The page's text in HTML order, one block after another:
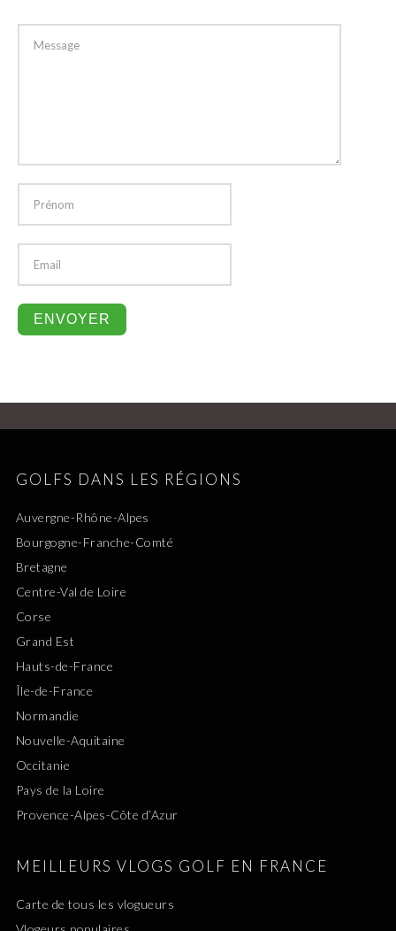
GOLFS DANS LES RÉGIONS
Auvergne-Rhône-Alpes
Bourgogne-Franche-Comté
Bretagne
Centre-Val de Loire
Corse
Grand Est
Hauts-de-France
Île-de-France
Normandie
Nouvelle-Aquitaine
Occitanie
Pays de la Loire
Provence-Alpes-Côte d’Azur
MEILLEURS VLOGS GOLF EN FRANCE
Carte de tous les vlogueurs